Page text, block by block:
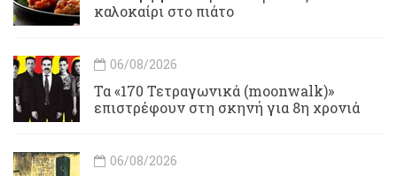
καλοκαίρι στο πιάτο
06/08/2026
Τα «170 Τετραγωνικά (moonwalk)»
επιστρέφουν στη σκηνή για 8η χρονιά
06/08/2026